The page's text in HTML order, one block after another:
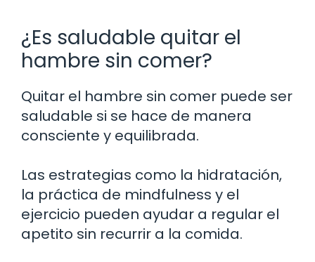
¿Es saludable quitar el
hambre sin comer?
Quitar el hambre sin comer puede ser
saludable si se hace de manera
consciente y equilibrada.
Las estrategias como la hidratación,
la práctica de mindfulness y el
ejercicio pueden ayudar a regular el
apetito sin recurrir a la comida.